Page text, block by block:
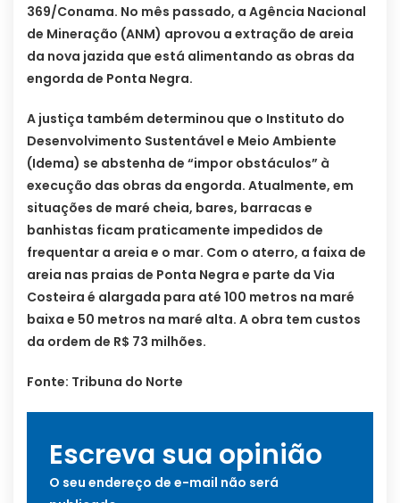
369/Conama. No mês passado, a Agência Nacional
de Mineração (ANM) aprovou a extração de areia
da nova jazida que está alimentando as obras da
engorda de Ponta Negra.
A justiça também determinou que o Instituto do
Desenvolvimento Sustentável e Meio Ambiente
(Idema) se abstenha de “impor obstáculos” à
execução das obras da engorda. Atualmente, em
situações de maré cheia, bares, barracas e
banhistas ficam praticamente impedidos de
frequentar a areia e o mar. Com o aterro, a faixa de
areia nas praias de Ponta Negra e parte da Via
Costeira é alargada para até 100 metros na maré
baixa e 50 metros na maré alta. A obra tem custos
da ordem de R$ 73 milhões.
Fonte: Tribuna do Norte
Escreva sua opinião
O seu endereço de e-mail não será